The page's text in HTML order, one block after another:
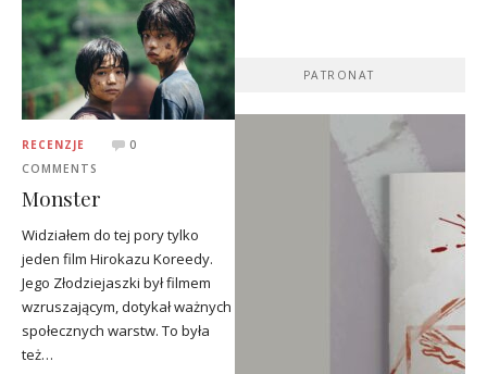
RECENZJE
0
COMMENTS
Monster
Widziałem do tej pory tylko
jeden film Hirokazu Koreedy.
Jego Złodziejaszki był filmem
wzruszającym, dotykał ważnych
społecznych warstw. To była
też…
PATRONAT